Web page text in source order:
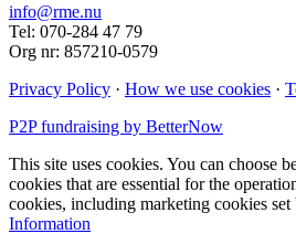
info@rme.nu
Tel: 070-284 47 79
Org nr: 857210-0579
Privacy Policy · How we use cookies ·
P2P fundraising by BetterNow
This site uses cookies. You can choose
cookies that are essential for the
cookies, including marketing cookies set
Information